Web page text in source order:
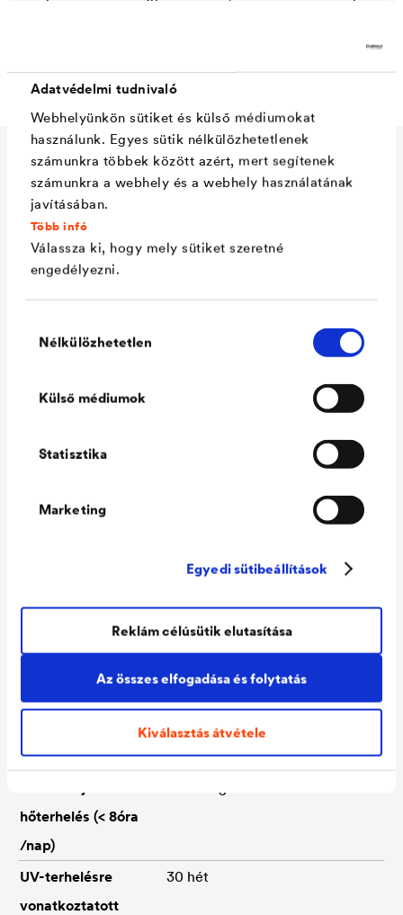
Adatvédelmi tudnivaló
Webhelyünkön sütiket és külső médiumokat
használunk. Egyes sütik nélkülözhetetlenek
számunkra többek között azért, mert segítenek
számunkra a webhely és a webhely használatának
javításában.
Több infó
Válassza ki, hogy mely sütiket szeretné
engedélyezni.
kiválasztása
Nélkülözhetetlen
Külső médiumok
Statisztika
Marketing
Egyedi sütibeállítások
Az összes elfogadása és folytatás
Kiválasztás átvétele
Reklám célúsütik elutasítása
Műszaki adatok
Anyag
4 rétegű felépítés, nagy
funkcionális réteggel: egy
(fedőréteg) és egy középen
Mindkét oldalon integrált
B-s1,d2, EN 13501-1
Szakítószilárdság
kb. 370/270 N/5 cm, EN 12311-
W 1, EN 1928
kb. 0,08 m, (EN ISO 12572)
Hőállóság
-40 °C-tól + 80 °C-ig
hőterhelés (< 8óra
/nap)
UV-terhelésre
vonatkoztatott
30 hét